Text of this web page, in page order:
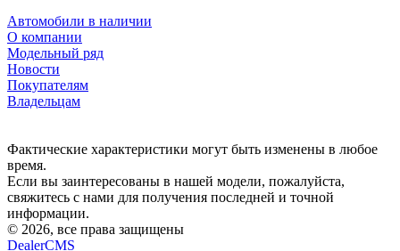
Автомобили в наличии
О компании
Модельный ряд
Новости
Покупателям
Владельцам
Фактические характеристики могут быть изменены в любое
время.
Если вы заинтересованы в нашей модели, пожалуйста,
свяжитесь с нами для получения последней и точной
информации.
© 2026, все права защищены
DealerCMS